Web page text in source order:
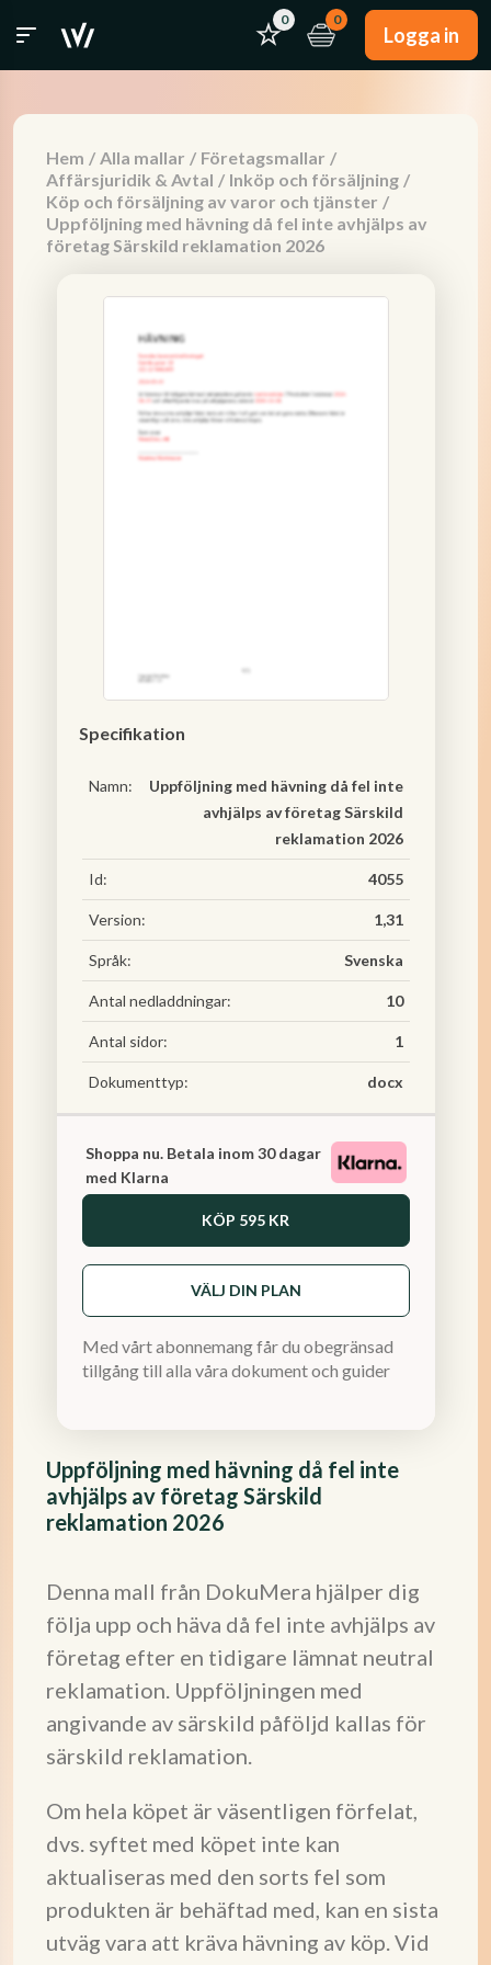
0 0
Logga in
Hem / Alla mallar / Företagsmallar /
Affärsjuridik & Avtal / Inköp och försäljning /
Köp och försäljning av varor och tjänster /
Uppföljning med hävning då fel inte avhjälps av
företag Särskild reklamation 2026
Uppföljning med hävning då fel inte
avhjälps av företag Särskild
reklamation 2026
Denna mall från DokuMera hjälper dig
följa upp och häva då fel inte avhjälps av
företag efter en tidigare lämnat neutral
reklamation. Uppföljningen med
angivande av särskild påföljd kallas för
särskild reklamation.
Om hela köpet är väsentligen förfelat,
dvs. syftet med köpet inte kan
aktualiseras med den sorts fel som
produkten är behäftad med, kan en sista
utväg vara att kräva hävning av köp. Vid
Specifikation
Namn:
Uppföljning med hävning då fel inte
avhjälps av företag Särskild
reklamation 2026
Id: 4055
Version: 1,31
Språk: Svenska
Antal nedladdningar: 10
Antal sidor: 1
Dokumenttyp: docx
Shoppa nu. Betala inom 30 dagar
med Klarna
KÖP 595 KR
VÄLJ DIN PLAN
Med vårt abonnemang får du obegränsad
tillgång till alla våra dokument och guider